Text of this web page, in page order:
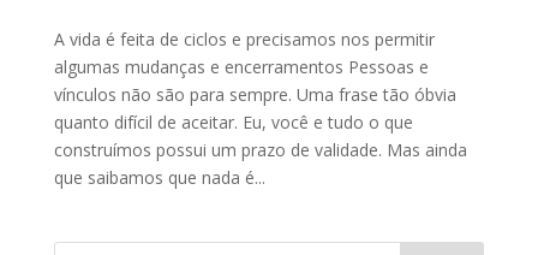
A vida é feita de ciclos e precisamos nos permitir
algumas mudanças e encerramentos Pessoas e
vínculos não são para sempre. Uma frase tão óbvia
quanto difícil de aceitar. Eu, você e tudo o que
construímos possui um prazo de validade. Mas ainda
que saibamos que nada é...